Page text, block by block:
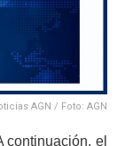
AGN / Foto: AGN
continuación, el